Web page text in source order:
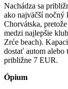
Nachádza sa
ako najväčší nočný
Chorvátska,
medzi najlepšie
Zrće beach).
dostať autom alebo
približne 7 EUR.
Ópium